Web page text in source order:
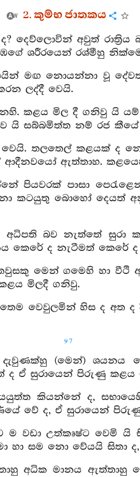
2. කුම්භ ජාතකය
දෙව්ලොවින් අවුත්
ශරීරයෙන් රශ්මීහු
මඟ නොයන්නා වූ
ලද්දී වෙයි.
කළය මිල දී ගනිවු යි
යි සබ්බමිත්ත නම් රජ කීයේ
වෙයි. තලතෙල් කළයක් ද
ඇත්තාහ.
පියවරක් පාසා
කටයුතු බොහෝ දෙයත්
අධිපති බව නැත්තේ
කෙරේ ද නැටීමත් කෙරේ
මෙන් ගමෙහි හා වීථි
මිලදී ගනිවු.
වෙවුලමින් හිස ද අත
97
(මෙන්) ශයනය
ද ඒ සුරායෙන් පිරුණු කළය
කියන්නේ ද,
වේ ද, ඒ සුරායෙන්
ම වඩා උත්කෘෂ්ට වෙමි
හා සම නො වේයයි
අධික මානය ඇත්තාහු